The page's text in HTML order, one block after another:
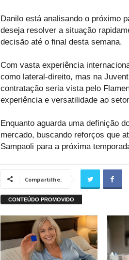
Danilo está analisando o próximo
deseja resolver a situação
decisão até o final desta semana.
Com vasta experiência
como lateral-direito, mas na
contratação seria vista pelo
experiência e versatilidade ao
Enquanto aguarda uma definição
mercado, buscando reforços que
Sampaoli para a próxima
Compartilhe: